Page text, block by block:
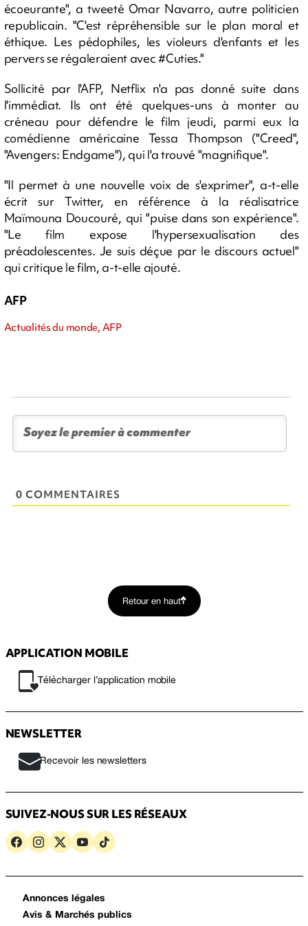
écoeurante", a tweeté Omar Navarro, autre politicien
republicain. "C'est répréhensible sur le plan moral et
éthique. Les pédophiles, les violeurs d'enfants et les
pervers se régaleraient avec #Cuties."
Sollicité par l'AFP, Netflix n'a pas donné suite dans
l'immédiat. Ils ont été quelques-uns à monter au
créneau pour défendre le film jeudi, parmi eux la
comédienne américaine Tessa Thompson ("Creed",
"Avengers: Endgame"), qui l'a trouvé "magnifique".
"Il permet à une nouvelle voix de s'exprimer", a-t-elle
écrit sur Twitter, en référence à la réalisatrice
Maïmouna Doucouré, qui "puise dans son expérience".
"Le film expose l'hypersexualisation des
préadolescentes. Je suis déçue par le discours actuel"
qui critique le film, a-t-elle ajouté.
AFP
Actualités du monde, AFP
0 COMMENTAIRES
Retour en haut
APPLICATION MOBILE
Télécharger l’application mobile
NEWSLETTER
Recevoir les newsletters
SUIVEZ-NOUS SUR LES RÉSEAUX
Annonces légales
Avis & Marchés publics